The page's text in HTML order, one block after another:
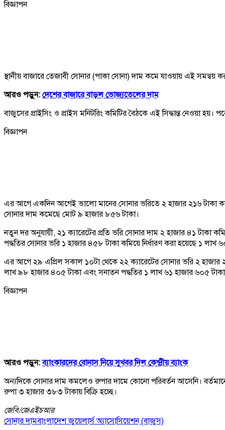
বিজ্ঞাপন
স্থানীয় বাজারে তেজাবী সোনার (পাকা সোনা) দাম কমে যাওয়ায় এই
আরও পড়ুন: দেশের বাজারে বাড়ল ভোজ্যতেলের দাম
বাজুসের প্রাইসিং ও প্রাইস মনিটরিং কমিটির বৈঠকে এই সিদ্ধান্ত নেওয়া হয়।
বিজ্ঞাপন
এর আগে একদিন আগেই ভালো মানের সোনার ভরিতে ২ হাজার ২১৬ টাকা
সোনার দাম কমেছে মোট ৯ হাজার ৮৫৬ টাকা।
নতুন দর অনুযায়ী, ২১ ক্যারেটের প্রতি ভরি সোনার দাম ২ হাজার ৪১ টাকা
পদ্ধতির সোনার ভরি ১ হাজার ৪৫৮ টাকা কমিয়ে নির্ধারণ করা হয়েছে ১ লাখ
এর আগে ২৯ এপ্রিল সকাল ১০টা থেকে ২২ ক্যারেটের সোনার ভরি ২ হাজার
লাখ ৯৮ হাজার ৪০৫ টাকা এবং সনাতন পদ্ধতির ১ লাখ ৬১ হাজার ৬০৫
বিজ্ঞাপন
আরও পড়ুন:ব্যাংকারদের বোনাস নিয়ে সুখবর দিল কেন্দ্রীয় ব্যাংক
অন্যদিকে সোনার দাম কমলেও রুপার দামে কোনো পরিবর্তন আসেনি।
রুপা ৩ হাজার ৩৮৩ টাকায় বিক্রি হচ্ছে।
জেবি/জেএইচআর
সোনার দামবাংলাদেশ জুয়েলার্স অ্যাসোসিয়েশন (বাজুস)